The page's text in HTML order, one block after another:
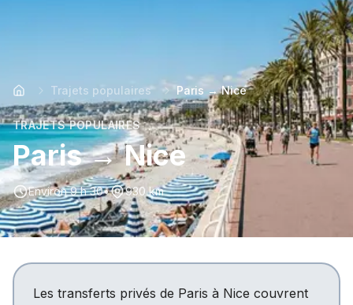
Trajets populaires Paris → Nice
TRAJETS POPULAIRES
Paris → Nice
Environ 9 h 30• 930 km
Les transferts privés de Paris à Nice couvrent